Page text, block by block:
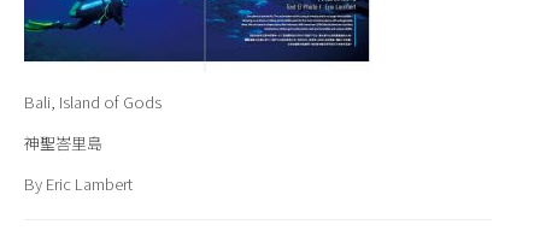
Bali, Island of Gods
神聖峇里島
By Eric Lambert